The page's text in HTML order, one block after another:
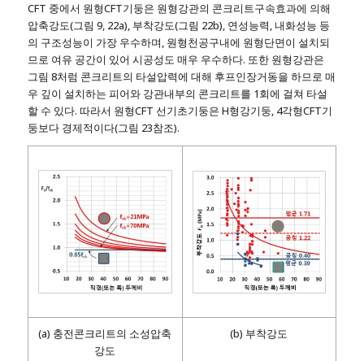
CFT 중에서 원형CFT기둥은 원형강관의 콘크리트구속효과에 의해
압축강도(그림 9, 22a), 부착강도(그림 22b), 연성능력, 내화성능 등
의 구조성능이 가장 우수하며, 원형천공구내에 원형단면이 설치되
므로 여유 공간이 있어 시공성도 매우 우수하다. 또한 원형강관은
그림 8처럼 콘크리트의 타설압력에 대해 후프인장거동을 하므로 매
우 깊이 설치하는 피어와 강관내부의 콘크리트를 1회에 걸쳐 타설
할 수 있다. 따라서 원형CFT 선기초기둥은 H형강기둥, 4각형CFT기
둥보다 경제적이다(그림 23참조).
(a) 충전콘크리트의 소성압축
강도
(b) 부착강도